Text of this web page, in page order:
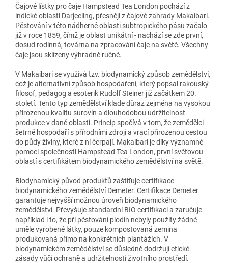
Čajové lístky pro čaje Hampstead Tea London pochází z
indické oblasti Darjeeling, přesněji z čajové zahrady Makaibari.
Pěstování v této nádherné oblasti subtropického pásu začalo
již v roce 1859, čímž je oblast unikátní - nachází se zde první,
dosud rodinná, továrna na zpracování čaje na světě. Všechny
čaje jsou sklízeny výhradně ručně.
V Makaibari se využívá tzv. biodynamický způsob zemědělství,
což je alternativní způsob hospodaření, který popsal rakouský
filosof, pedagog a esoterik Rudolf Steiner již začátkem 20.
století. Tento typ zemědělství klade důraz zejména na vysokou
přirozenou kvalitu surovin a dlouhodobou udržitelnost
produkce v dané oblasti. Princip spočívá v tom, že zemědělci
šetrně hospodaří s přírodními zdroji a vrací přirozenou cestou
do půdy živiny, které z ní čerpají. Makaibari je díky významné
pomoci společnosti Hampstead Tea London, první světovou
oblastí s certifikátem biodynamického zemědělství na světě.
Biodynamický původ produktů zaštiťuje certifikace
biodynamického zemědělství Demeter. Certifikace Demeter
garantuje nejvyšší možnou úroveň biodynamického
zemědělství. Převyšuje standardní BIO certifikaci a zaručuje
například i to, že při pěstování plodin nebyly použity žádné
uměle vyrobené látky, pouze kompostovaná zemina
produkovaná přímo na konkrétních plantážích. V
biodynamickém zemědělství se důsledně dodržují etické
zásady vůči ochraně a udržitelnosti životního prostředí.